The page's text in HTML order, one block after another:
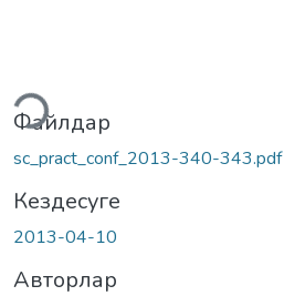
Файлдар
sc_pract_conf_2013-340-343.pdf
Кездесуге
2013-04-10
Авторлар